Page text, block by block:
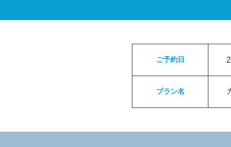
ご予約日
プラン名